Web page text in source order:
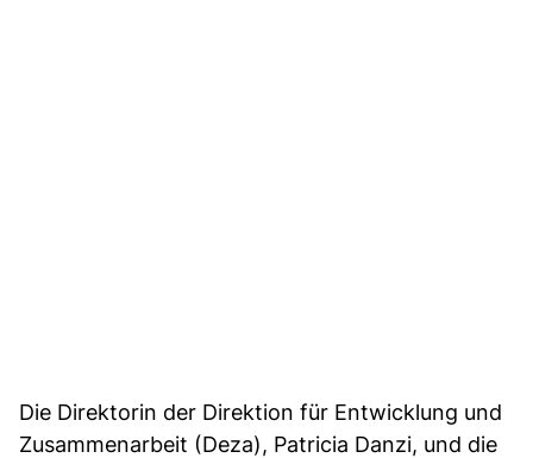
Die Direktorin der Direktion für Entwicklung und
Zusammenarbeit (Deza), Patricia Danzi, und die